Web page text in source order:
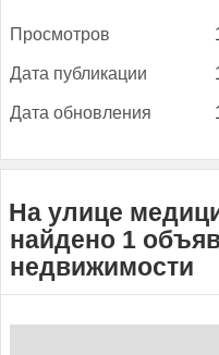
Прос­мотров
Да­та пуб­ли­кации
Да­та об­новле­ния
На улице
найдено 1
недвижимости